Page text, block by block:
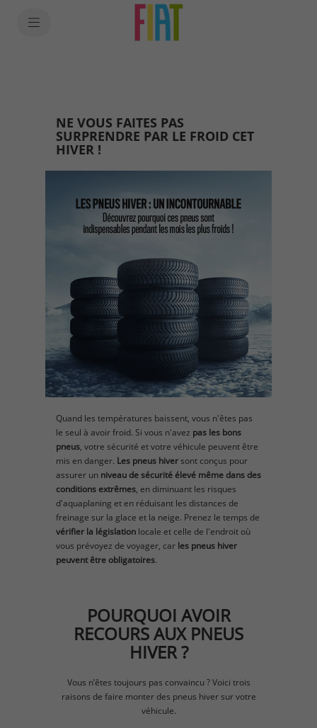
NE VOUS FAITES PAS
SURPRENDRE PAR LE FROID CET
HIVER !​
Quand les températures baissent, vous n'êtes pas
le seul à avoir froid. Si vous n'avez pas les bons
pneus, votre sécurité et votre véhicule peuvent être
mis en danger. Les pneus hiversont conçus pour
assurer un niveau de sécurité élevé même dans des
conditions extrêmes, en diminuant les risques
d'aquaplaning et en réduisant les distances de
freinage sur la glace et la neige. Prenez le temps de
vérifier la législation locale et celle de l'endroit où
vous prévoyez de voyager, car les pneus hiver
peuvent être obligatoires.​
POURQUOI AVOIR
RECOURS AUX PNEUS
HIVER ?
Vous n’êtes toujours pas convaincu ? Voici trois
raisons de faire monter des pneus hiver sur votre
véhicule.